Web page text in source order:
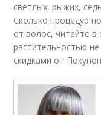
светлых, рыжих,
Сколько процедур
от волос, читайте
растительностью
скидками от